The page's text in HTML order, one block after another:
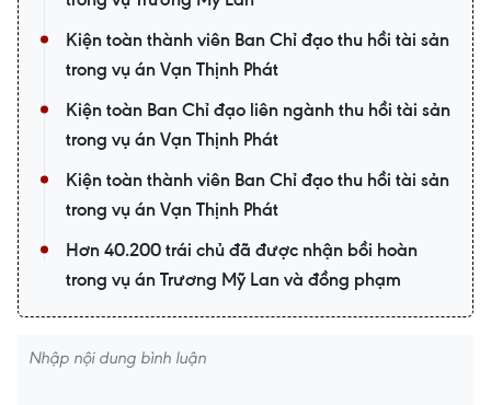
Kiện toàn thành viên Ban Chỉ đạo thu hồi tài sản
trong vụ án Vạn Thịnh Phát
Kiện toàn Ban Chỉ đạo liên ngành thu hồi tài sản
trong vụ án Vạn Thịnh Phát
Kiện toàn thành viên Ban Chỉ đạo thu hồi tài sản
trong vụ án Vạn Thịnh Phát
Hơn 40.200 trái chủ đã được nhận bồi hoàn
trong vụ án Trương Mỹ Lan và đồng phạm